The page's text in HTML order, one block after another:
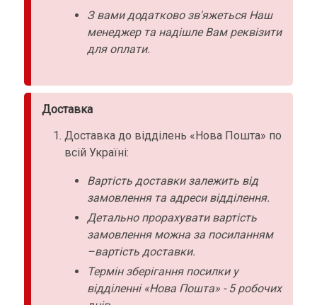
З вами додатково зв'яжеться Наш
менеджер та надішле Вам реквізити
для оплати.
Доставка
Доставка до відділень «Нова Пошта» по
всій Україні:
Вартість доставки залежить від
замовлення та адреси відділення.
Детально прорахувати вартість
замовлення можна за посиланням
–вартість доставки.
Термін зберігання посилки у
відділенні «Нова Пошта» - 5 робочих